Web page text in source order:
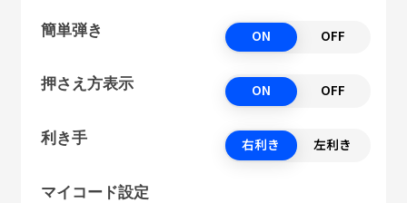
簡単弾き ON OFF
押さえ方表示 ON OFF
利き手 右利き 左利き
マイコード設定